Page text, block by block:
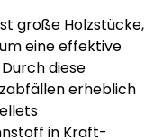
große Holzstücke,
eine effektive
diese
erheblich
in Kraft-